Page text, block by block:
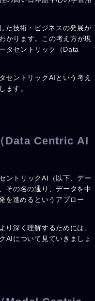
た技術・ビジネスの発展が
かります。この考え方が現
タセントリック（Data
セントリックAIという考え
ます。
Data Centric AI
ントリックAI（以下、デー
その名の通り、データを中
を進めるというアプロー
り深く理解するためには、
AIについて見ていきましょ